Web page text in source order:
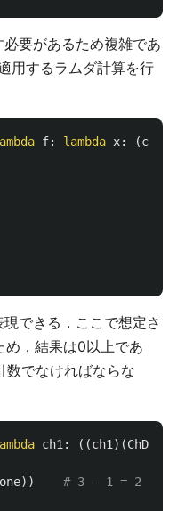
要があるため複雑であ
用するラムダ計算を行
f: lambda x: (ch
できる．ここで想定さ
め，結果は0以上であ
数でなければならな
ch1 : ((ch1 )(ChDEC
one))